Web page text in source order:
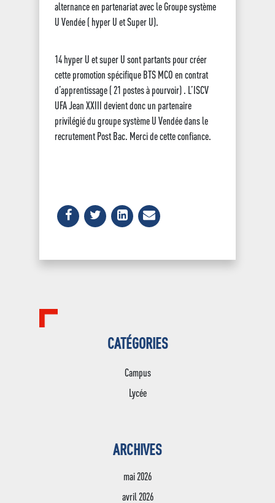
alternance en partenariat avec le Groupe système
U Vendée ( hyper U et Super U).
14 hyper U et super U sont partants pour créer
cette promotion spécifique BTS MCO en contrat
d’apprentissage ( 21 postes à pourvoir) . L’ISCV
UFA Jean XXIII devient donc un partenaire
privilégié du groupe système U Vendée dans le
recrutement Post Bac. Merci de cette confiance.
CATÉGORIES
Campus
Lycée
ARCHIVES
mai 2026
avril 2026